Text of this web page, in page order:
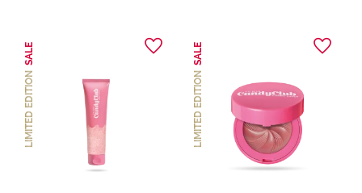
LIMITED EDITION
SALE
LIMITED EDITION
SALE